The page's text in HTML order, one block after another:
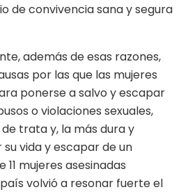
de convivencia sana y segura
además de esas razones,
por las que las mujeres
ponerse a salvo y escapar
o violaciones sexuales,
trata y, la más dura y
vida y escapar de un
11 mujeres asesinadas
volvió a resonar fuerte el